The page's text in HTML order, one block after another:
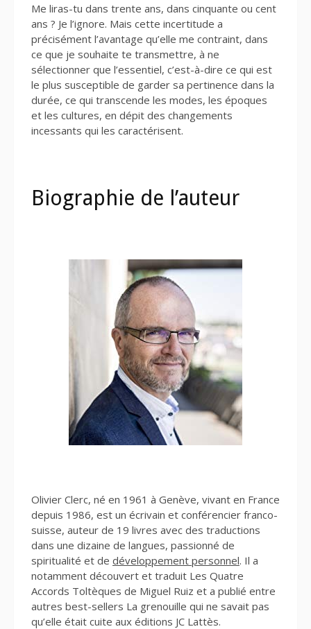
Me liras-tu dans trente ans, dans cinquante ou cent
ans ? Je l’ignore. Mais cette incertitude a
précisément l’avantage qu’elle me contraint, dans
ce que je souhaite te transmettre, à ne
sélectionner que l’essentiel, c’est-à-dire ce qui est
le plus susceptible de garder sa pertinence dans la
durée, ce qui transcende les modes, les époques
et les cultures, en dépit des changements
incessants qui les caractérisent.
Biographie de l’auteur
Olivier Clerc, né en 1961 à Genève, vivant en France
depuis 1986, est un écrivain et conférencier franco-
suisse, auteur de 19 livres avec des traductions
dans une dizaine de langues, passionné de
spiritualité et de développement personnel. Il a
notamment découvert et traduit Les Quatre
Accords Toltèques de Miguel Ruiz et a publié entre
autres best-sellers La grenouille qui ne savait pas
qu’elle était cuite aux éditions JC Lattès.